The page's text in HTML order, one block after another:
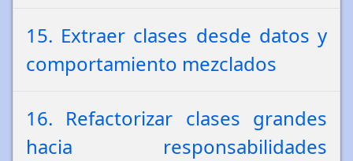
15. Extraer clases desde datos y
comportamiento mezclados
16. Refactorizar clases grandes
hacia responsabilidades